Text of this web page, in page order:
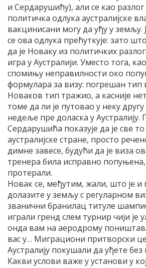
и Сердарушићу), али се као
политичка одлука аустралијске
вакцинисани могу да уђу у земљу.
се ова одлука прећуткује: зато
да је Новаку из политичких
игра у Аустралији. Уместо тога,
спомињу неправилности око
формулара за визу: погрешан тип
Новаков тип тражио, а касније
томе да ли је путовао у неку
недеље пре доласка у Аустралију.
Сердарушића показује да је све
аустралијске стране, просто
димне завесе, будући да је виза
тренера била исправно попуњена,
протерали.
Новак се, међутим, жали, што је и
долазите у земљу с регуларном
званични бранилац титуле
играли гренд слем турнир чији је
онда вам на аеродрому
вас у… Миграциони притворски
Аустралију покушали да уђете без
Какви услови важе у установи у